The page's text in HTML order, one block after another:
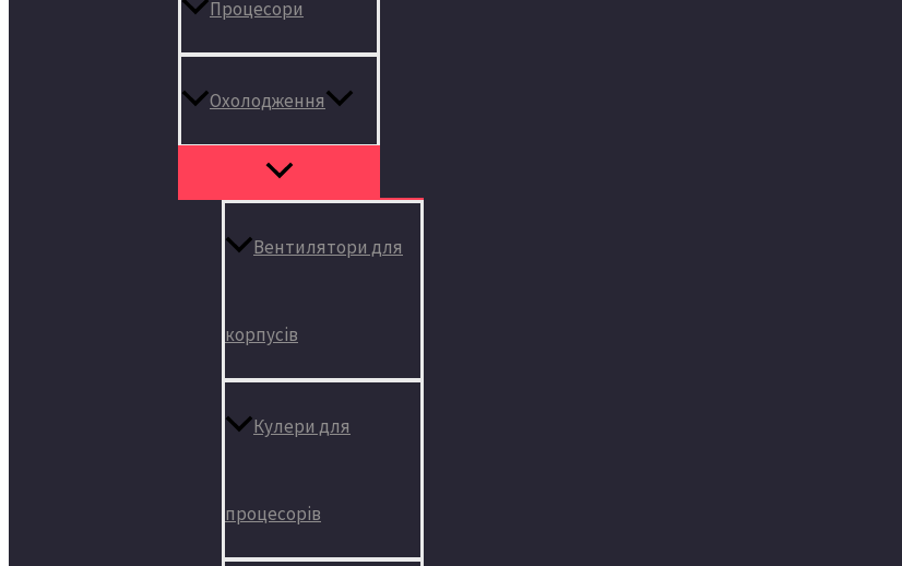
Процесори
Охолодження
Вентилятори для
корпусів
Кулери для
процесорів